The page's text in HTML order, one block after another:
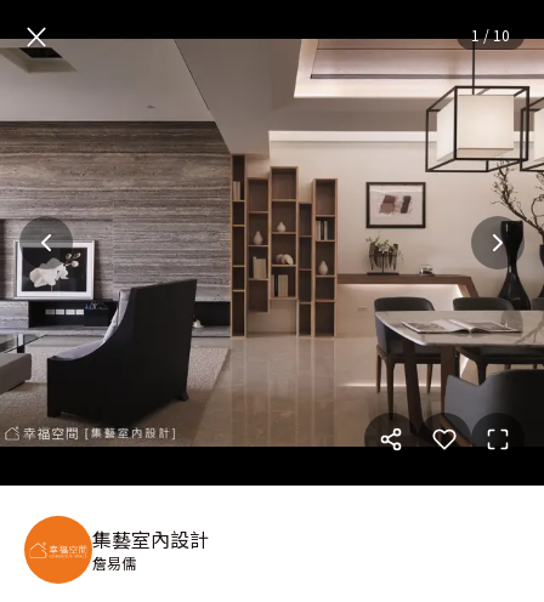
墨語│休閒多元│46坪— 完整
× 1/10
集藝室內設計
詹易儒